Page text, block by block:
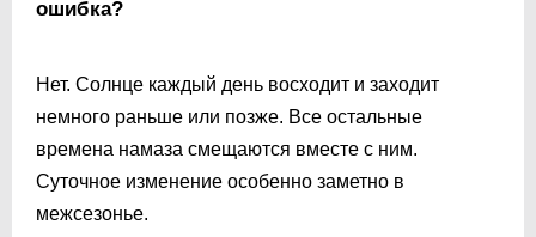
ошибка?
Нет. Солнце каждый день восходит и заходит
немного раньше или позже. Все остальные
времена намаза смещаются вместе с ним.
Суточное изменение особенно заметно в
межсезонье.